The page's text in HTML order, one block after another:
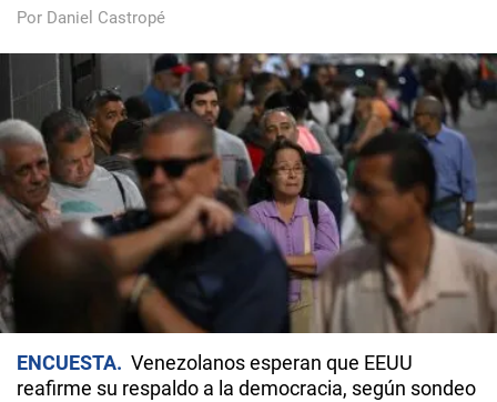
Por Daniel Castropé
ENCUESTA
Venezolanos esperan que EEUU
reafirme su respaldo a la democracia, según sondeo